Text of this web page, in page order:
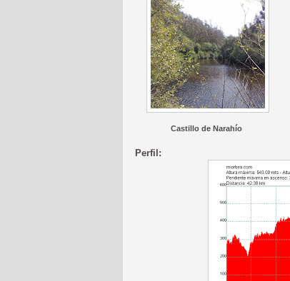
Castillo de Narahío
Perfil: